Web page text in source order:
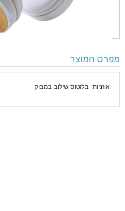
מפרט המוצר
אוזניות בלוטוס שילוב במבוק